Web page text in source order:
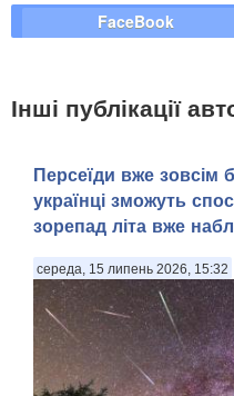
FaceBook
Інші публікації
Персеїди вже зовсім
українці зможуть
зорепад літа вже
середа, 15 липень 2026, 15:32